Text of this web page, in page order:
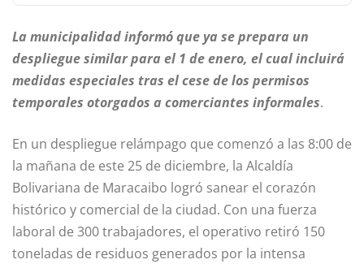
La municipalidad informó que ya se prepara un
despliegue similar para el 1 de enero, el cual incluirá
medidas especiales tras el cese de los permisos
temporales otorgados a comerciantes informales.
En un despliegue relámpago que comenzó a las 8:00 de
la mañana de este 25 de diciembre, la Alcaldía
Bolivariana de Maracaibo logró sanear el corazón
histórico y comercial de la ciudad. Con una fuerza
laboral de 300 trabajadores, el operativo retiró 150
toneladas de residuos generados por la intensa